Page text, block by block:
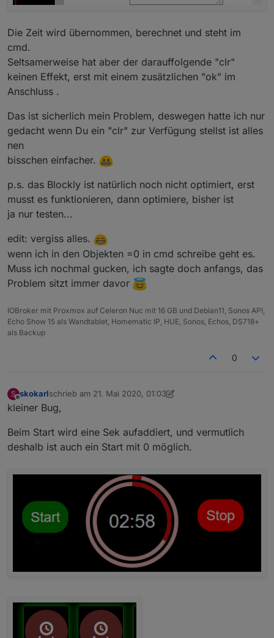
Die Zeit wird übernommen, berechnet und steht im
cmd.
Seltsamerweise hat aber der darauffolgende "clr"
keinen Effekt, erst mit einem zusätzlichen "ok" im
Anschluss .
Das ist sicherlich mein Problem, deswegen hatte ich nur
gedacht wenn Du ein "clr" zur Verfügung stellst ist alles
nen
bisschen einfacher.
p.s. das Blockly ist natürlich noch nicht optimiert, erst
musst es funktionieren, dann optimiere, bisher ist
ja nur testen...
edit: vergiss alles.
wenn ich in den Objekten =0 in cmd schreibe geht es.
Muss ich nochmal gucken, ich sagte doch anfangs, das
Problem sitzt immer davor
IOBroker mit Proxmox auf Celeron Nuc mit 16 GB und Debian11, Sonos API,
Echo Show 15 als Wandtablet, Homematic IP, HUE, Sonos, Echos, DS718+
als Backup
0
S
Offline
skokarlschrieb am 21. Mai 2020, 01:03
zuletzt editiert von skokarl
kleiner Bug,
Beim Start wird eine Sek aufaddiert, und vermutlich
deshalb ist auch ein Start mit 0 möglich.